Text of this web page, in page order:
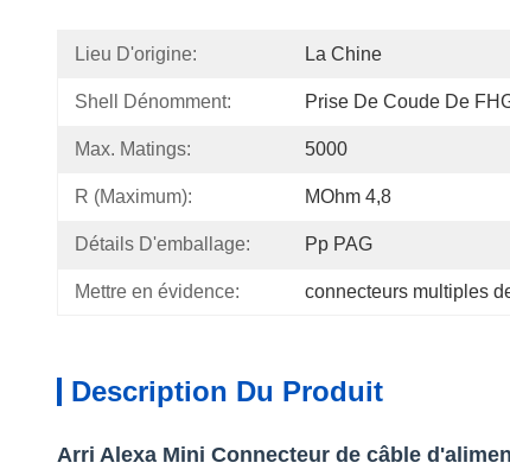
Lieu D'origine: La Chine
Shell Dénomment: Prise De Coude De
Max. Matings: 5000
R (maximum): MOhm 4,8
Détails D'emballage: Pp PAG
Mettre en évidence: connecteurs multiples
Description Du Produit
Arri Alexa Mini Connecteur de câble